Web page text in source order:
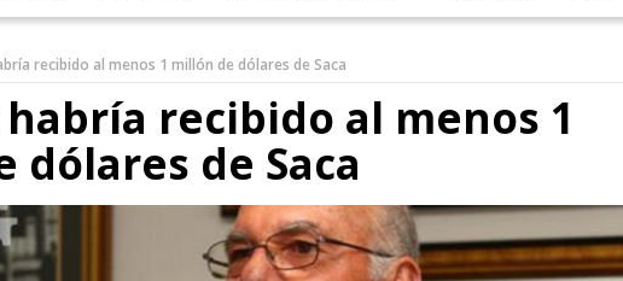
recibido al menos 1 millón de dólares de Saca
recibido al menos 1
dólares de Saca